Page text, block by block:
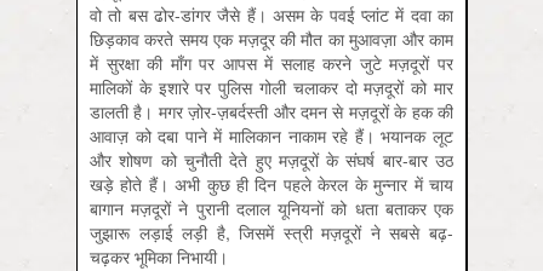
वो तो बस ढोर-डांगर जैसे हैं। असम के पवई प्लांट में दवा का
छिड़काव करते समय एक मज़दूर की मौत का मुआवज़ा और काम
में सुरक्षा की माँग पर आपस में सलाह करने जुटे मज़दूरों पर
मालिकों के इशारे पर पुलिस गोली चलाकर दो मज़दूरों को मार
डालती है। मगर ज़ोर-ज़बर्दस्ती और दमन से मज़दूरों के हक की
आवाज़ को दबा पाने में मालिकान नाकाम रहे हैं। भयानक लूट
और शोषण को चुनौती देते हुए मज़दूरों के संघर्ष बार-बार उठ
खड़े होते हैं। अभी कुछ ही दिन पहले केरल के मुन्‍नार में चाय
बागान मज़दूरों ने पुरानी दलाल यूनियनों को धता बताकर एक
जुझारू लड़ाई लड़ी है, जिसमें स्‍त्री मज़दूरों ने सबसे बढ़-
चढ़कर भूमिका निभायी।